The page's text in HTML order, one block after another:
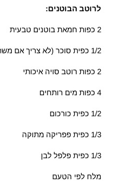
לרוטב הבוטנים:
2 כפות חמאת בוטנים טבעית
1/2 כפית סוכר (לא צריך אם משתמשים בחמאת בוטנים רגילה שיש בה סוכר)
2 כפות רוטב סויה איכותי
4 כפות מים רותחים
1/2 כפית כורכום
1/3 כפית פפריקה מתוקה
1/3 כפית פלפל לבן
מלח לפי הטעם